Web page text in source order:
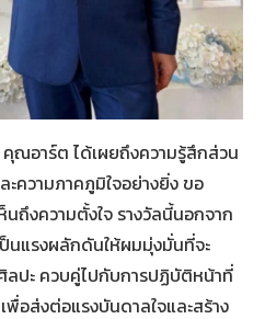
ณอาร์ต ได้เผยถึงความรู้สึกส่วน
ะความภาคภูมิใจอย่างยิ่ง ขอ
ถึงความตั้งใจ รางวัลนี้นอกจาก
นแรงผลักดันให้ผมมุ่งมั่นที่จะ
ปะ ควบคู่ไปกับการปฏิบัติหน้าที่
พื่อส่งต่อแรงบันดาลใจและสร้าง